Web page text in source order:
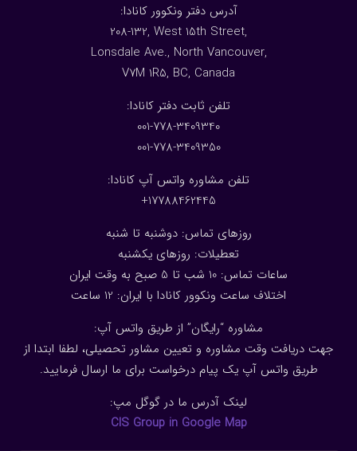
:آدرس دفتر ونکوور کانادا
208-132, West 15th Street,
Lonsdale Ave., North Vancouver,
V7M 1R5, BC, Canada
:تلفن ثابت دفتر کانادا
001-778-3409340
001-778-3409350
تلفن مشاوره واتس آپ کانادا:
17788462445+
روزهای تماس: دوشنبه تا شنبه
تعطیلات: روزهای یکشنبه
ساعات تماس: 10 شب تا 5 صبح به وقت ایران
اختلاف ساعت ونکوور کانادا با ایران: 1 2 ساعت
مشاوره “رایگان” از طریق واتس آپ:
جهت دریافت وقت مشاوره و تعیین مشاور تحصیلی، لطفا ابتدا از
طریق واتس آپ یک پیام درخواست برای ما ارسال فرمایید.
لینک آدرس ما در گوگل مپ:
CIS Group in Google Map